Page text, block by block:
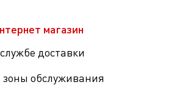
магазин
доставки
зоны обслуживания